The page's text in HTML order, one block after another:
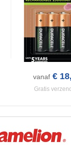
vanaf €
Gratis